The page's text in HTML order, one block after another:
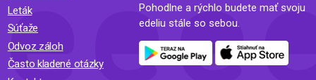
Leták
Súťaže
Odvoz záloh
Často kladené otázky
Pohodlne a rýchlo budete mať svoju
edeliu stále so sebou.